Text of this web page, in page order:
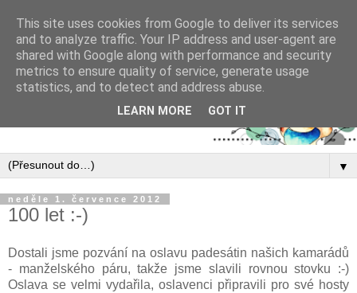
▼
neděle 1. července 2012
100 let :-)
Dostali jsme pozvání na oslavu padesátin našich kamarádů
- manželského páru, takže jsme slavili rovnou stovku :-)
Oslava se velmi vydařila, oslavenci připravili pro své hosty
This site uses cookies from Google to deliver its services
and to analyze traffic. Your IP address and user-agent are
shared with Google along with performance and security
metrics to ensure quality of service, generate usage
statistics, and to detect and address abuse.
LEARN MORE GOT IT